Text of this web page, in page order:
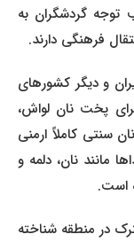
گردشگران به
فرهنگی دارند.
و دیگر کشورهای
پخت نان لواش،
کاملاً ارمنی
نان، دلمه و
منطقه شناخته